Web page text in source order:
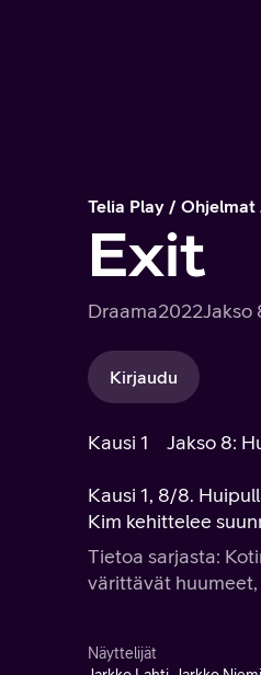
Telia Play Ohjelmat
Exit
Draama2022Jakso
Kirjaudu
Kausi 1 Jakso 8:
Kausi 1, 8/8.
Kim kehittelee
Tietoa sarjasta:
värittävät
Näyttelijät